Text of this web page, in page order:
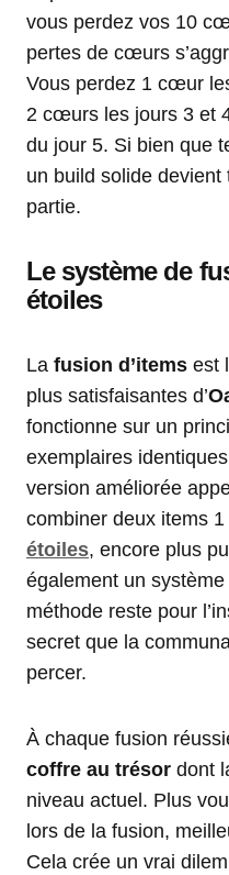
vous perdez vos 10
pertes de cœurs
Vous perdez 1 cœur
2 cœurs les jours 3 et
du jour 5. Si bien que
un build solide
partie.
Le système de
étoiles
La fusion d’items est
plus satisfaisantes d’
fonctionne sur un
exemplaires
version améliorée
combiner deux items
étoiles, encore plus
également un système
méthode reste pour
secret que la
percer.
À chaque fusion
coffre au trésor dont
niveau actuel. Plus
lors de la fusion,
Cela crée un vrai